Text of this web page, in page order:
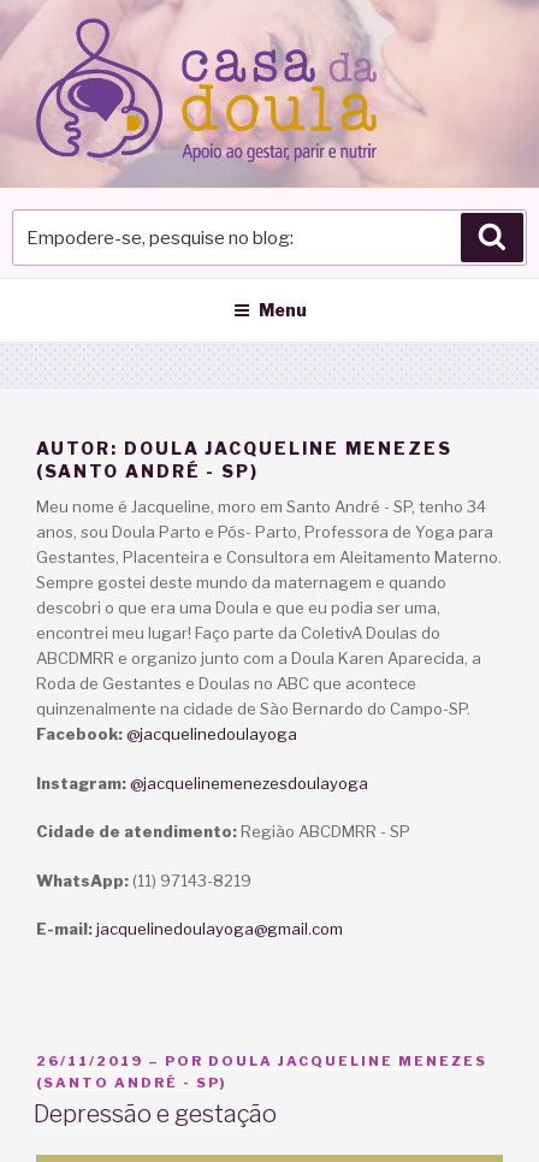
Pular
para
conteúdo
pesquise
blog
Menu
AUTOR: DOULA JACQUELINE MENEZES
(SANTO ANDRÉ - SP)
Meu nome é Jacqueline, moro em Santo André - SP, tenho 34
anos, sou Doula Parto e Pós- Parto, Professora de Yoga para
Gestantes, Placenteira e Consultora em Aleitamento Materno.
Sempre gostei deste mundo da maternagem e quando
descobri o que era uma Doula e que eu podia ser uma,
encontrei meu lugar! Faço parte da ColetivA Doulas do
ABCDMRR e organizo junto com a Doula Karen Aparecida, a
Roda de Gestantes e Doulas no ABC que acontece
quinzenalmente na cidade de São Bernardo do Campo-SP.
Facebook:@jacquelinedoulayoga
Instagram:@jacquelinemenezesdoulayoga
Cidade de atendimento: Região ABCDMRR - SP
WhatsApp: (11) 97143-8219
E-mail:jacquelinedoulayoga@gmail.com
PUBLICADO
EM
26/11/2019 – POR DOULA JACQUELINE MENEZES
(SANTO ANDRÉ - SP)
Depressão e gestação